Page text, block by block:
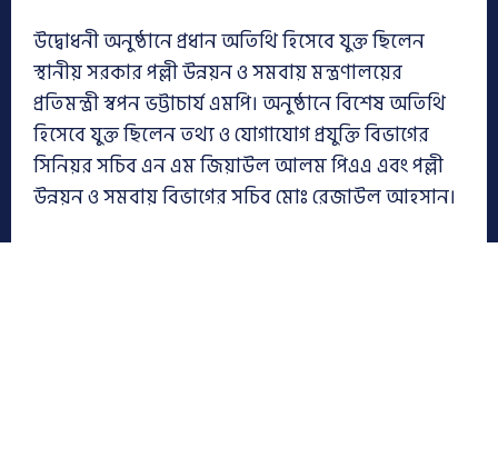
উদ্বোধনী অনুষ্ঠানে প্রধান অতিথি হিসেবে যুক্ত ছিলেন
স্থানীয় সরকার পল্লী উন্নয়ন ও সমবায় মন্ত্রণালয়ের
প্রতিমন্ত্রী স্বপন ভট্টাচার্য এমপি। অনুষ্ঠানে বিশেষ অতিথি
হিসেবে যুক্ত ছিলেন তথ্য ও যোগাযোগ প্রযুক্তি বিভাগের
সিনিয়র সচিব এন এম জিয়াউল আলম পিএএ এবং পল্লী
উন্নয়ন ও সমবায় বিভাগের সচিব মোঃ রেজাউল আহসান।